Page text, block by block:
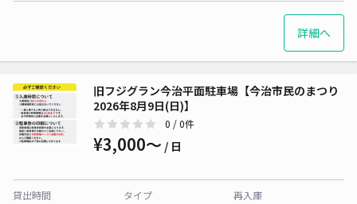
詳細へ
旧フジグラン今治平面駐車場【今治市民のまつり
2026年8月9日(日)】
0 / 0件
¥3,000〜 / 日
貸出時間
タイプ
再入庫